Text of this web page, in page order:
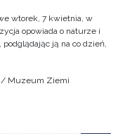
wtorek, 7 kwietnia, w
opowiada o naturze i
ją na co dzień,
/ Muzeum Ziemi